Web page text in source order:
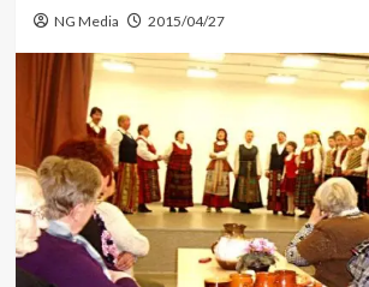
NG Media 2015/04/27